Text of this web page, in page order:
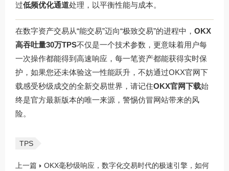
过低频优化通道处理，以平衡性能与成本。
在数字资产交易从“能交易”迈向“极致交易”的进程中， OKX
高吞吐量30万TPS不仅是一个技术参数，更意味着用户每
一次操作都能得到高速响应，每一笔资产都能获得实时保
护，如果您还未体验这一性能跃升，不妨通过OKX官网下
载感受秒级成交的全新交易世界，请记住OKX官网下载始
终是官方最新版本的唯一来源，警惕仿冒网站带来的风
险。
TPS
上一篇
OKX毫秒级响应，数字化交易时代的极速引擎，如何